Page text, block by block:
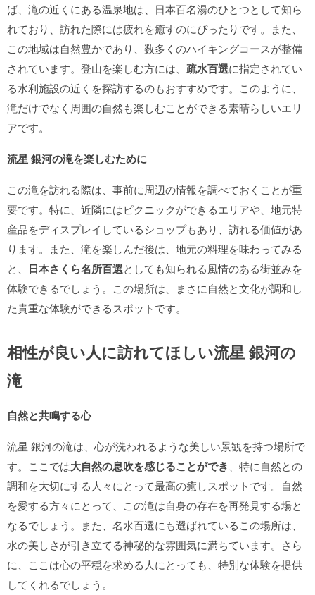
ば、滝の近くにある温泉地は、日本百名湯のひとつとして知ら
れており、訪れた際には疲れを癒すのにぴったりです。また、
この地域は自然豊かであり、数多くのハイキングコースが整備
されています。登山を楽しむ方には、 疏水百選に指定されてい
る水利施設の近くを探訪するのもおすすめです。このように、
滝だけでなく周囲の自然も楽しむことができる素晴らしいエリ
アです。
流星 銀河の滝を楽しむために
この滝を訪れる際は、事前に周辺の情報を調べておくことが重
要です。特に、近隣にはピクニックができるエリアや、地元特
産品をディスプレイしているショップもあり、訪れる価値があ
ります。また、滝を楽しんだ後は、地元の料理を味わってみる
と、 日本さくら名所百選としても知られる風情のある街並みを
体験できるでしょう。この場所は、まさに自然と文化が調和し
た貴重な体験ができるスポットです。
相性が良い人に訪れてほしい流星 銀河の
滝
自然と共鳴する心
流星 銀河の滝は、心が洗われるような美しい景観を持つ場所で
す。ここでは大自然の息吹を感じることができ 、特に自然との
調和を大切にする人々にとって最高の癒しスポットです。自然
を愛する方々にとって、この滝は自身の存在を再発見する場と
なるでしょう。また、名水百選にも選ばれているこの場所は、
水の美しさが引き立てる神秘的な雰囲気に満ちています。さら
に、ここは心の平穏を求める人にとっても、特別な体験を提供
してくれるでしょう。